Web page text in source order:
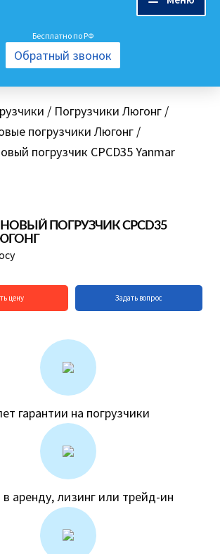
Бесплатно по РФ
Обратный звонок
/ Погрузчики Люгонг /
погрузчики Люгонг /
погрузчик CPCD35 Yanmar
ПОГРУЗЧИК CPCD35
цену Задать вопрос
гарантии на погрузчики
аренду, лизинг или трейд-ин